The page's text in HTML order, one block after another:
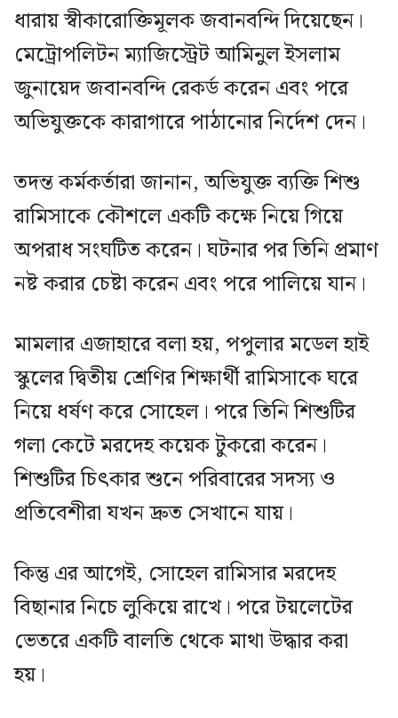
ধারায় স্বীকারোক্তিমূলক জবানবন্দি দিয়েছেন।
মেট্রোপলিটন ম্যাজিস্ট্রেট আমিনুল ইসলাম
জুনায়েদ জবানবন্দি রেকর্ড করেন এবং পরে
অভিযুক্তকে কারাগারে পাঠানোর নির্দেশ দেন।
তদন্ত কর্মকর্তারা জানান, অভিযুক্ত ব্যক্তি শিশু
রামিসাকে কৌশলে একটি কক্ষে নিয়ে গিয়ে
অপরাধ সংঘটিত করেন। ঘটনার পর তিনি প্রমাণ
নষ্ট করার চেষ্টা করেন এবং পরে পালিয়ে যান।
মামলার এজাহারে বলা হয়, পপুলার মডেল হাই
স্কুলের দ্বিতীয় শ্রেণির শিক্ষার্থী রামিসাকে ঘরে
নিয়ে ধর্ষণ করে সোহেল। পরে তিনি শিশুটির
গলা কেটে মরদেহ কয়েক টুকরো করেন।
শিশুটির চিৎকার শুনে পরিবারের সদস্য ও
প্রতিবেশীরা যখন দ্রুত সেখানে যায়।
কিন্তু এর আগেই, সোহেল রামিসার মরদেহ
বিছানার নিচে লুকিয়ে রাখে। পরে টয়লেটের
ভেতরে একটি বালতি থেকে মাথা উদ্ধার করা
হয়।